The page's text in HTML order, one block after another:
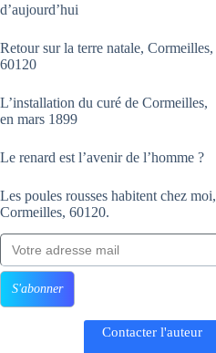
d’aujourd’hui
Retour sur la terre natale, Cormeilles,
60120
L’installation du curé de Cormeilles,
en mars 1899
Le renard est l’avenir de l’homme ?
Les poules rousses habitent chez moi,
Cormeilles, 60120.
Votre adresse mail
S'abonner
Contacter l'auteur